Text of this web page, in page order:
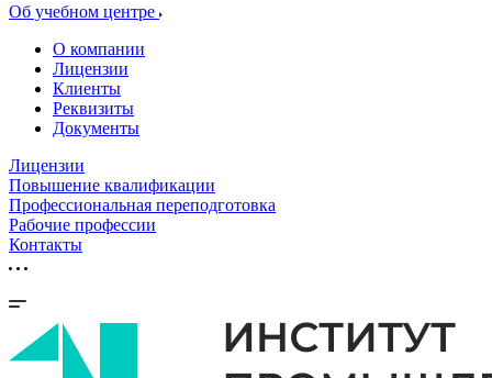
Об учебном центре
О компании
Лицензии
Клиенты
Реквизиты
Документы
Лицензии
Повышение квалификации
Профессиональная переподготовка
Рабочие профессии
Контакты